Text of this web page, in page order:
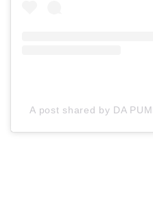
A post shared by DA